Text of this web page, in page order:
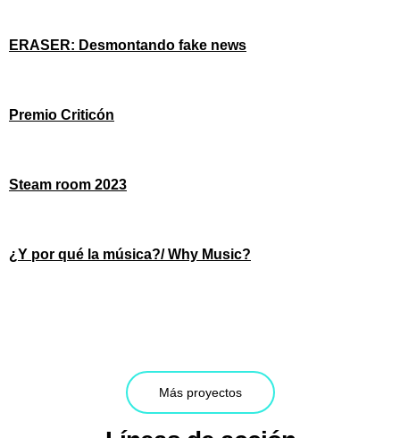
ERASER: Desmontando fake news
Premio Criticón
Steam room 2023
¿Y por qué la música?/ Why Music?
Más proyectos